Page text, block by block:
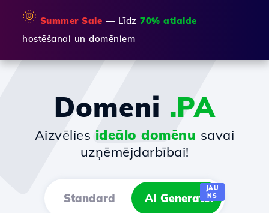
🌞 Summer Sale — Līdz 70% atlaide
hostēšanai un domēniem
Domeni .PA
Aizvēlies ideālo domēnu savai
uzņēmējdarbībai!
Standard AI Generator
JAU
NS